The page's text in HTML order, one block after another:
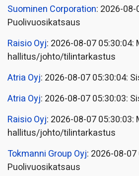
Suominen Corporation: 2026-08-
Puolivuosikatsaus
Raisio Oyj: 2026-08-07
hallitus/johto/tilintarkastus
Atria Oyj: 2026-08-07 05:30:04:
Atria Oyj: 2026-08-07 05:30:03:
Raisio Oyj: 2026-08-07
hallitus/johto/tilintarkastus
Tokmanni Group Oyj: 2026-08-07
Puolivuosikatsaus